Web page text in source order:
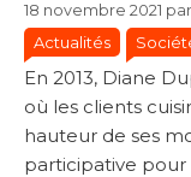
18 novembre 2021 par
Actualités
En 2013, Diane
où les clients
hauteur de ses
participative